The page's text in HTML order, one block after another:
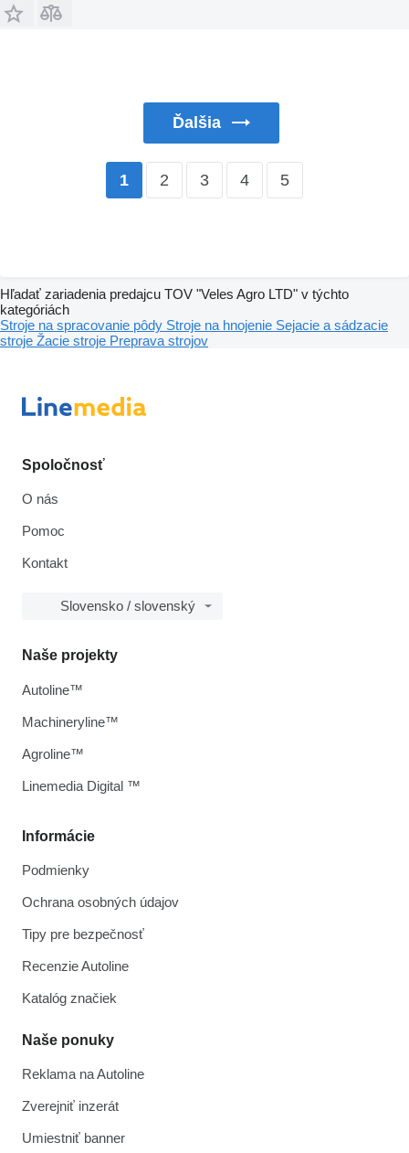
Ďalšia
1 2 3 4 5
Hľadať zariadenia predajcu TOV "Veles Agro LTD" v týchto
kategóriách
Stroje na spracovanie pôdy Stroje na hnojenie Sejacie a sádzacie
stroje Žacie stroje Preprava strojov
Spoločnosť
O nás
Pomoc
Kontakt
Slovensko / slovenský
Informácie
Podmienky
Ochrana osobných údajov
Tipy pre bezpečnosť
Recenzie Autoline
Katalóg značiek
Naše ponuky
Reklama na Autoline
Zverejniť inzerát
Umiestniť banner
Naše projekty
Autoline™
Machineryline™
Agroline™
Linemedia Digital ™